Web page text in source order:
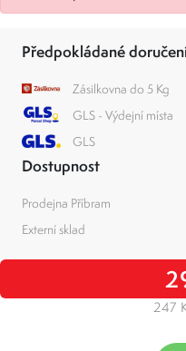
Předpokládané
Zásilkovna do 5 Kg
GLS - Výdejní místa
GLS
Dostupnost
Prodejna Příbram
Externí sklad
247